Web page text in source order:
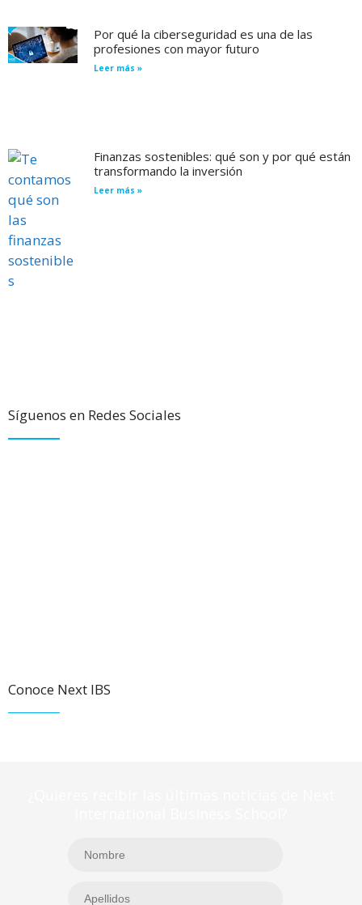
Por qué la ciberseguridad es una de las
profesiones con mayor futuro
Leer más »
Finanzas sostenibles: qué son y por qué están
transformando la inversión
Leer más »
Síguenos en Redes Sociales
Conoce Next IBS